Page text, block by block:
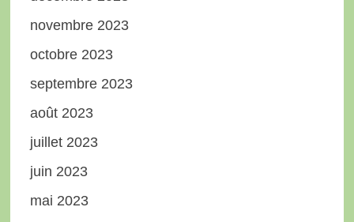
novembre 2023
octobre 2023
septembre 2023
août 2023
juillet 2023
juin 2023
mai 2023